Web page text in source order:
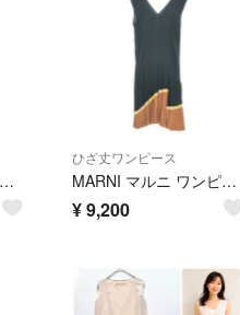
ス S グレー 【古着】【中古】【送料無料】
ひざ丈ワンピース
MARNI マルニ ワンピース S 黒 【古着】【中古】【送料無料】
¥9,200